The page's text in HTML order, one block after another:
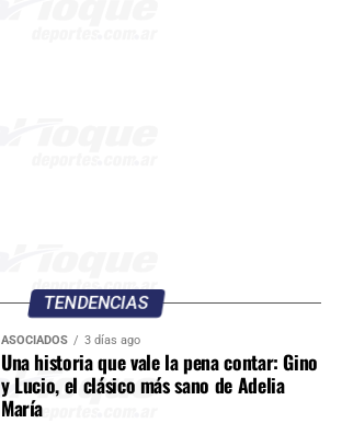
TENDENCIAS
ASOCIADOS 3 días ago
Una historia que vale la pena contar: Gino
y Lucio, el clásico más sano de Adelia
María